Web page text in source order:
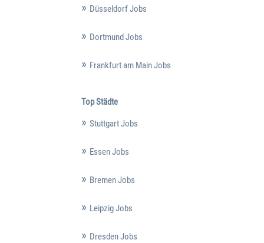
Düsseldorf Jobs
Dortmund Jobs
Frankfurt am Main Jobs
Top Städte
Stuttgart Jobs
Essen Jobs
Bremen Jobs
Leipzig Jobs
Dresden Jobs